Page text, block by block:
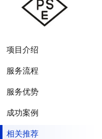
项目介绍
服务流程
服务优势
成功案例
相关推荐